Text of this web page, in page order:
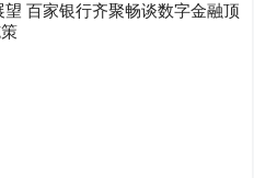
望 百家银行齐聚畅谈数字金融顶